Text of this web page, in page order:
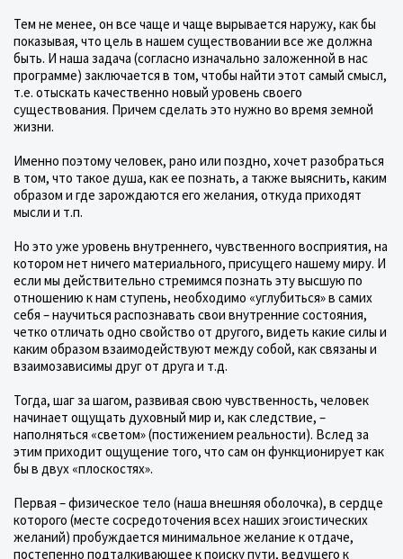
Тем не менее, он все чаще и чаще вырывается наружу, как бы
показывая, что цель в нашем существовании все же должна
быть. И наша задача (согласно изначально заложенной в нас
программе) заключается в том, чтобы найти этот самый смысл,
т.е. отыскать качественно новый уровень своего
существования. Причем сделать это нужно во время земной
жизни.
Именно поэтому человек, рано или поздно, хочет разобраться
в том, что такое душа, как ее познать, а также выяснить, каким
образом и где зарождаются его желания, откуда приходят
мысли и т.п.
Но это уже уровень внутреннего, чувственного восприятия, на
котором нет ничего материального, присущего нашему миру. И
если мы действительно стремимся познать эту высшую по
отношению к нам ступень, необходимо «углубиться» в самих
себя – научиться распознавать свои внутренние состояния,
четко отличать одно свойство от другого, видеть какие силы и
каким образом взаимодействуют между собой, как связаны и
взаимозависимы друг от друга и т.д.
Тогда, шаг за шагом, развивая свою чувственность, человек
начинает ощущать духовный мир и, как следствие, –
наполняться «светом» (постижением реальности). Вслед за
этим приходит ощущение того, что сам он функционирует как
бы в двух «плоскостях».
Первая – физическое тело (наша внешняя оболочка), в сердце
которого (месте сосредоточения всех наших эгоистических
желаний) пробуждается минимальное желание к отдаче,
постепенно подталкивающее к поиску пути, ведущего к